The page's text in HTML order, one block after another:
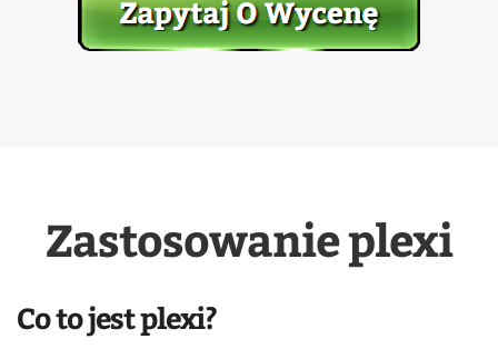
Zastosowanie plexi
Co to jest plexi?